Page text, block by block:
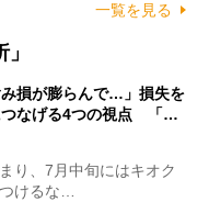
一覧を見る
み損が膨らんで…」損失を
つなげる4つの視点 「…
り、7月中旬にはキオク
けるな…